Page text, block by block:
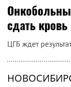
сдать
ЦГБ ждет